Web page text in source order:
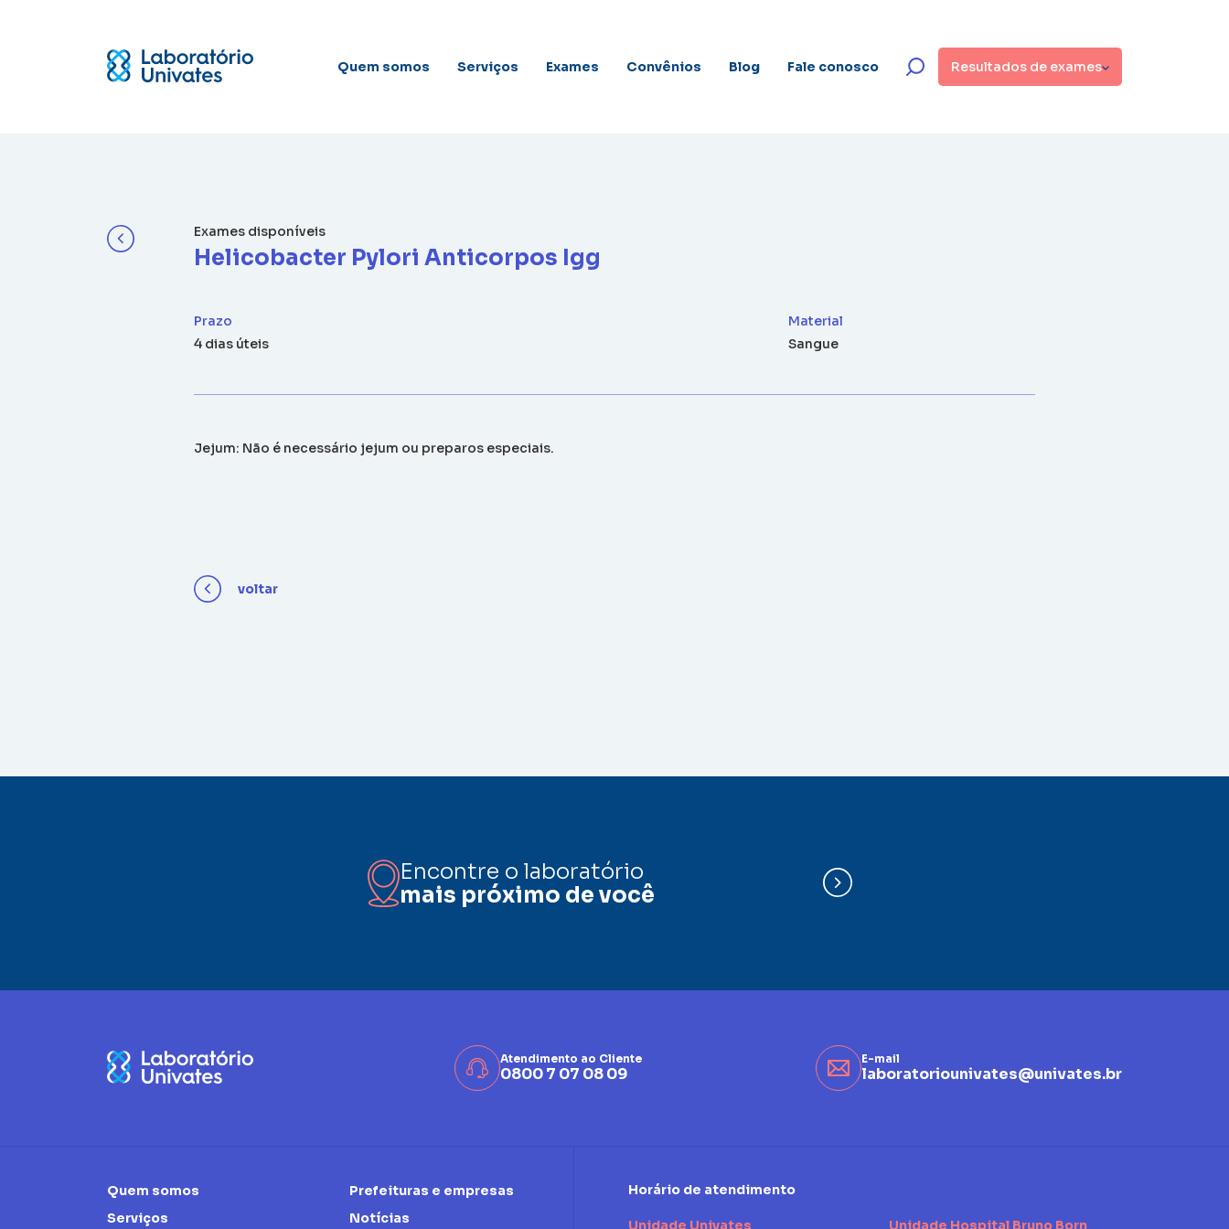
Quem somos Serviços Exames Convênios Blog Fale conosco Resultados de exames
Exames disponíveis
Helicobacter Pylori Anticorpos Igg
Prazo
4 dias úteis
Material
Sangue
Jejum: Não é necessário jejum ou preparos especiais.
voltar
Encontre o laboratório
mais próximo de você
Atendimento ao Cliente
0800 7 07 08 09
E-mail
laboratoriounivates@univates.br
Quem somos
Serviços
Prefeituras e empresas
Notícias
Horário de atendimento
Unidade Univates Unidade Hospital Bruno Born